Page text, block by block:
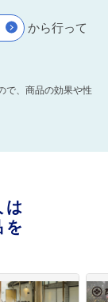
から行って
で、商品の効果や性